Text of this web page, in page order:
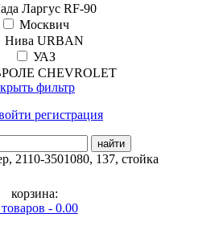
Ларгус RF-90
Москвич
Нива URBAN
УАЗ
CHEVROLET
фильтр
регистрация
найти
, 2110-3501080, 137, стойка
корзина:
- 0.00